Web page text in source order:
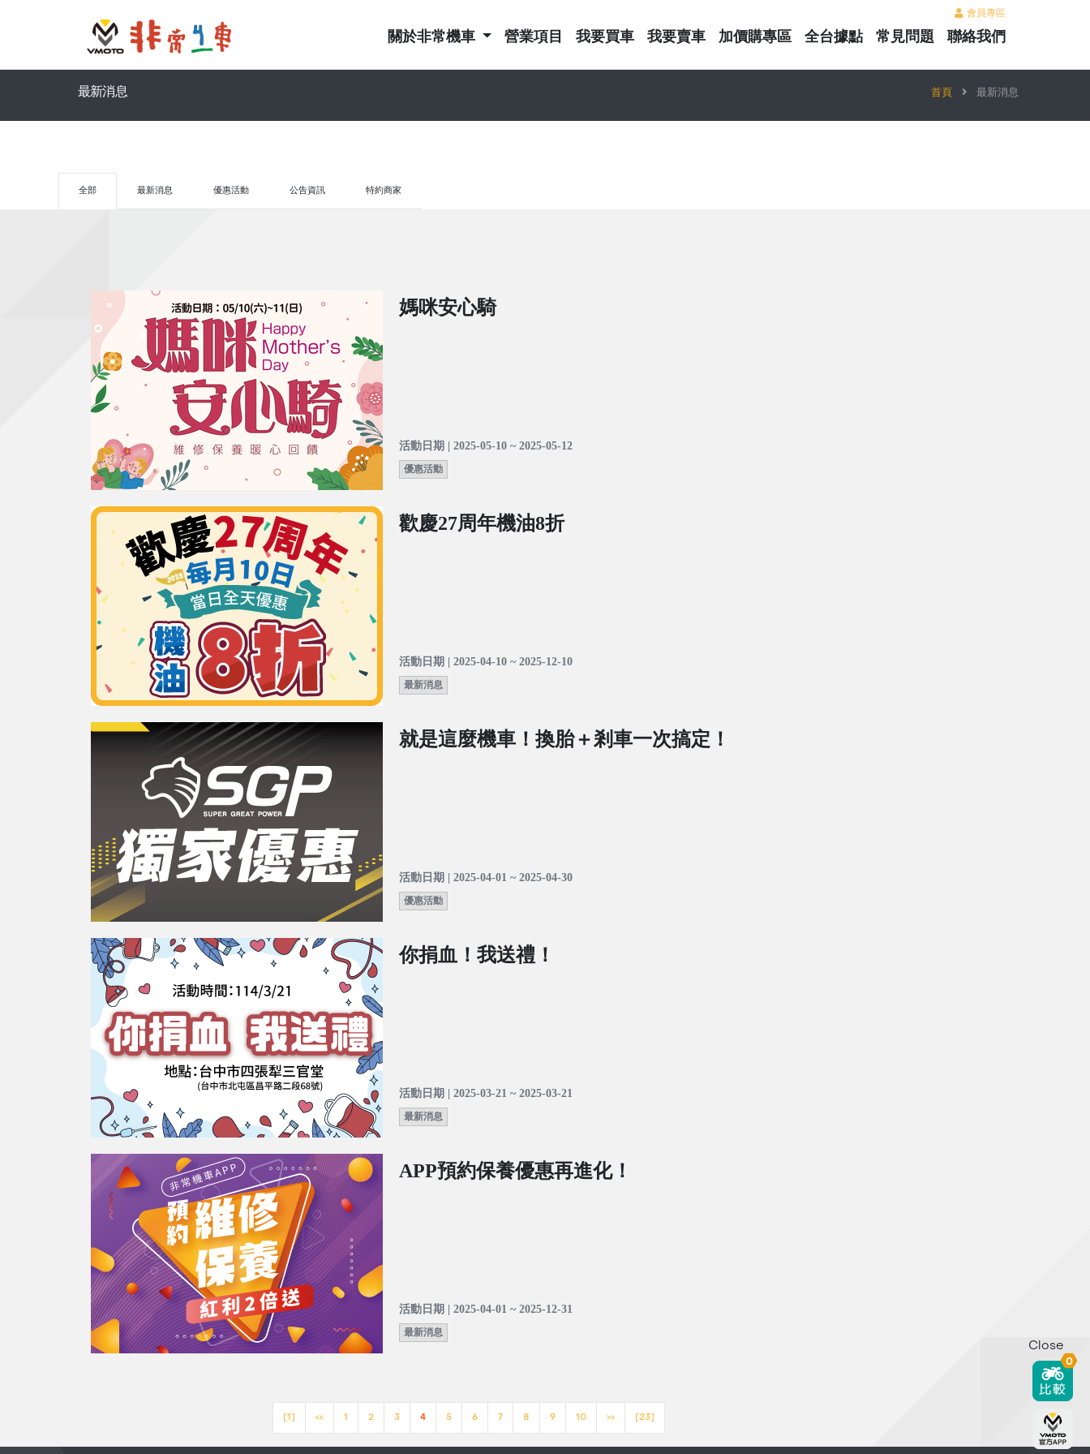
會員專區
關於非常機車 營業項目 我要買車 我要賣車 加價購專區 全台據點 常見問題 聯絡我們
最新消息 首頁 最新消息
全部 最新消息 優惠活動 公告資訊 特約商家
媽咪安心騎
活動日期 | 2025-05-10 ~ 2025-05-12
優惠活動
歡慶27周年機油8折
活動日期 | 2025-04-10 ~ 2025-12-10
最新消息
就是這麼機車！換胎＋剎車一次搞定！
活動日期 | 2025-04-01 ~ 2025-04-30
優惠活動
你捐血！我送禮！
活動日期 | 2025-03-21 ~ 2025-03-21
最新消息
APP預約保養優惠再進化！
活動日期 | 2025-04-01 ~ 2025-12-31
最新消息
[1] << 1 2 3 4 5 6 7 8 9 10 >> [23]
Close
0